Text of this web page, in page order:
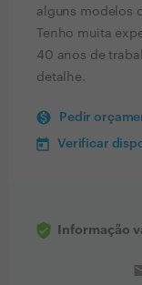
alguns modelos
Tenho muita
40 anos de
detalhe.
Pedir
Verificar
Informação